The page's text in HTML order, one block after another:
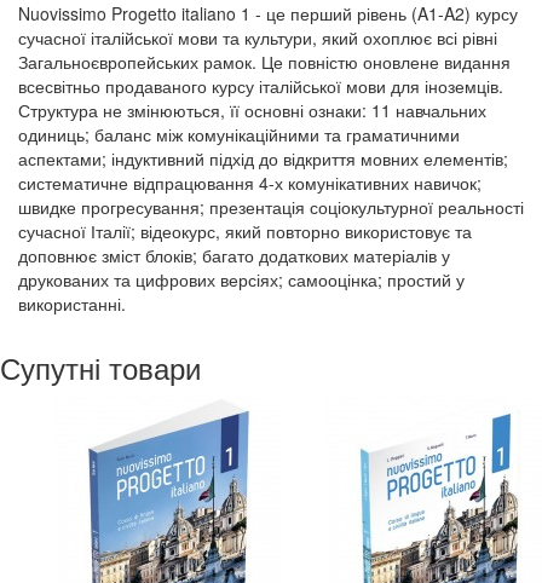
Nuovissimo Progetto italiano 1 - це перший рівень (A1-A2) курсу
сучасної італійської мови та культури, який охоплює всі рівні
Загальноєвропейських рамок. Це повністю оновлене видання
всесвітньо продаваного курсу італійської мови для іноземців.
Структура не змінюються, її основні ознаки: 11 навчальних
одиниць; баланс між комунікаційними та граматичними
аспектами; індуктивний підхід до відкриття мовних елементів;
систематичне відпрацювання 4-х комунікативних навичок;
швидке прогресування; презентація соціокультурної реальності
сучасної Італії; відеокурс, який повторно використовує та
доповнює зміст блоків; багато додаткових матеріалів у
друкованих та цифрових версіях; самооцінка; простий у
використанні.
Супутні товари